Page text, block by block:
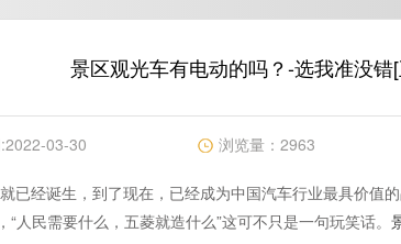
景区观光车有电动的吗？-选我准没错
2022-03-30 浏览量：2963
已经诞生，到了现在，已经成为中国汽车行业最具价值
人民需要什么，五菱就造什么”这可不只是一句玩笑话。